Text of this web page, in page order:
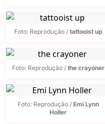
Foto: Reprodução / tattooist up
Foto: Reprodução / the crayoner
Foto: Reprodução / Emi Lynn
Holler